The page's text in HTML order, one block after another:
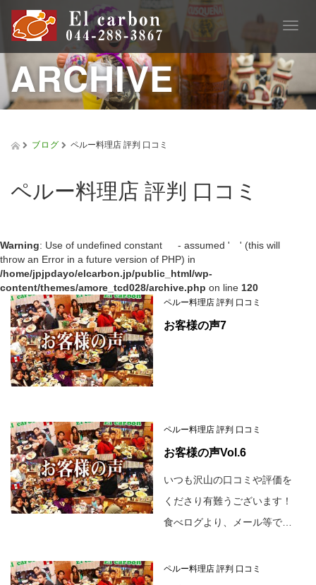
T
g
g
l
e
n
ARCHIVE
ブログ ペルー料理店 評判 口コミ
ペルー料理店 評判 口コミ
Warning: Use of undefined constant - assumed ' ' (this will
throw an Error in a future version of PHP) in
/home/jpjpdayo/elcarbon.jp/public_html/wp-
content/themes/amore_tcd028/archive.php on line 120
ペルー料理店 評判 口コミ
お客様の声7
ペルー料理店 評判 口コミ
お客様の声Vol.6
いつも沢山の口コミや評価を
くださり有難うございます！
食べログより、メール等で…
ペルー料理店 評判 口コミ